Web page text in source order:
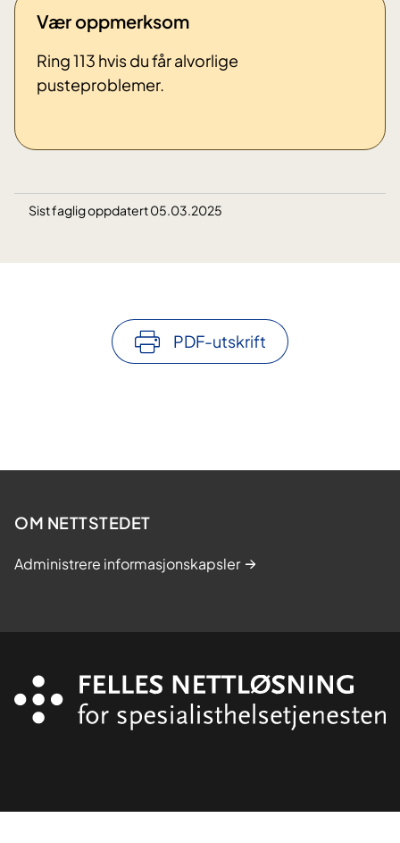
Vær oppmerksom
Ring 113 hvis du får alvorlige
pusteproblemer.
Sist faglig oppdatert 05.03.2025
PDF-utskrift
OM NETTSTEDET
Administrere informasjonskapsler
Organisasjon